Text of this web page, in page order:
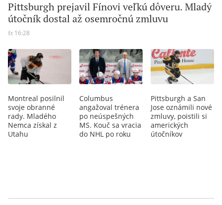
Pittsburgh prejavil Fínovi veľkú dôveru. Mladý
útočník dostal až osemročnú zmluvu
št 16:28
Montreal posilnil
svoje obranné
rady. Mladého
Nemca získal z
Utahu
Columbus
angažoval trénera
po neúspešných
MS. Kouč sa vracia
do NHL po roku
Pittsburgh a San
Jose oznámili nové
zmluvy, poistili si
amerických
útočníkov